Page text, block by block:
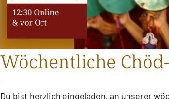
Wöchentliche
Du bist herzlich eingeladen, an unserer